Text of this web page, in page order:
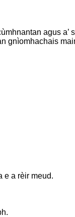
agus a’
gnìomhachais
e a rèir meud.